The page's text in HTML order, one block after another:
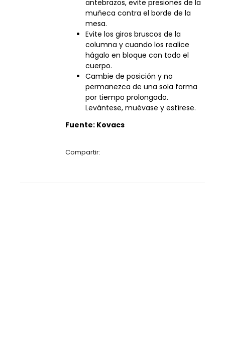
antebrazos, evite presiones de la
muñeca contra el borde de la
mesa.
Evite los giros bruscos de la
columna y cuando los realice
hágalo en bloque con todo el
cuerpo.
Cambie de posición y no
permanezca de una sola forma
por tiempo prolongado.
Levántese, muévase y estírese.
Fuente: Kovacs
Compartir: